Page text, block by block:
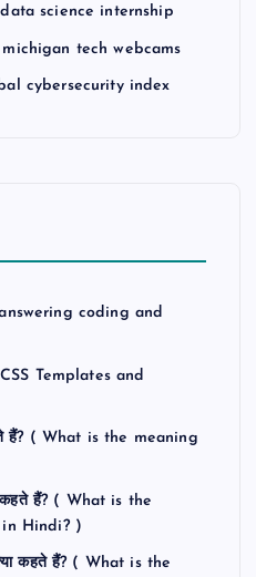
science internship
tech webcams
cybersecurity index
coding and
Templates and
हैं? ( What is the meaning
कहते हैं? ( What is the
in Hindi? )
कहते हैं? ( What is the